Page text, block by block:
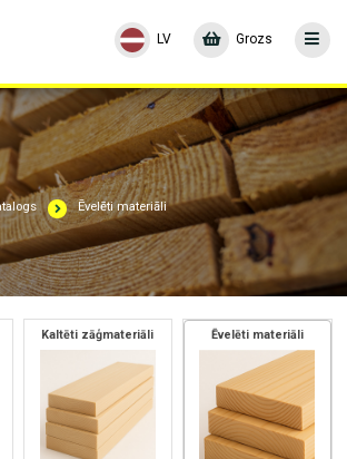
Grozs
LV
Ēvelēti materiāli
Kaltēti zāģmateriāli Ēvelēti materiāli